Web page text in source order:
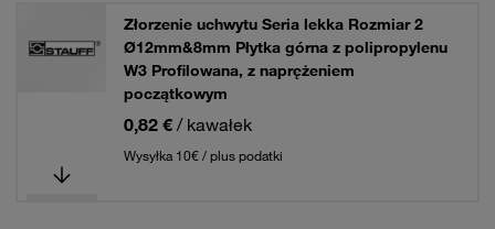
Złorzenie uchwytu Seria lekka Rozmiar 2
Ø12mm&8mm Płytka górna z polipropylenu
W3 Profilowana, z naprężeniem
początkowym
0,82 € / kawałek
Wysyłka 10€ / plus podatki